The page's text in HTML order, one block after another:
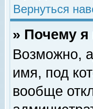
Вернуться
» Почему я
Возможно,
имя, под
вообще